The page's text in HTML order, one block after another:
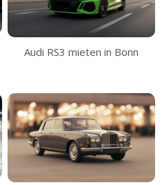
Audi RS3 mieten in Bonn